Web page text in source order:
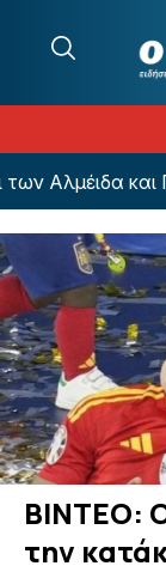
και
ΒΙΝΤΕΟ:
την